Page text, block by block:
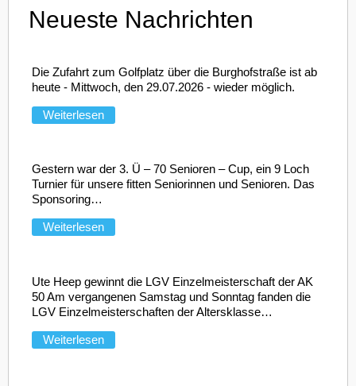
Neueste Nachrichten
Die Zufahrt zum Golfplatz über die Burghofstraße ist ab
heute - Mittwoch, den 29.07.2026 - wieder möglich.
Weiterlesen
Gestern war der 3. Ü – 70 Senioren – Cup, ein 9 Loch
Turnier für unsere fitten Seniorinnen und Senioren. Das
Sponsoring…
Weiterlesen
Ute Heep gewinnt die LGV Einzelmeisterschaft der AK
50 Am vergangenen Samstag und Sonntag fanden die
LGV Einzelmeisterschaften der Altersklasse…
Weiterlesen